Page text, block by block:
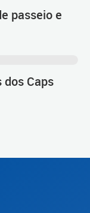
passeio e
Caps